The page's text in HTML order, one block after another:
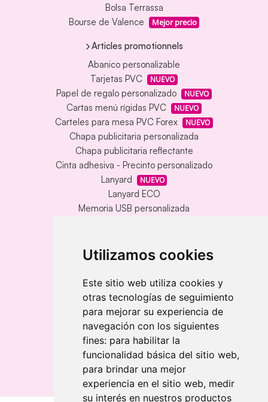
Utilizamos cookies
Este sitio web utiliza cookies y
otras tecnologías de seguimiento
para mejorar su experiencia de
navegación con los siguientes
fines: para habilitar la
funcionalidad básica del sitio web,
para brindar una mejor
experiencia en el sitio web, medir
su interés en nuestros productos
Bolsa Terrassa
Bourse de Valence
Mejor precio
Articles promotionnels
Abanico personalizable
Tarjetas PVC
NUEVO
Papel de regalo personalizado NUEVO
Cartas menú rígidas PVC NUEVO
Carteles para mesa PVC Forex NUEVO
Chapa publicitaria personalizada
Chapa publicitaria reflectante
Cinta adhesiva - Precinto personalizado
Lanyard
NUEVO
Lanyard ECO
Memoria USB personalizada
Llavero redondo en madera y metal
Llavero rectangular en madera clara
Banderolas
Banderas publicitarias
Banderas publicitarias
Banderas publicitarias